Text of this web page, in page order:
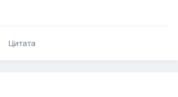
Цитата